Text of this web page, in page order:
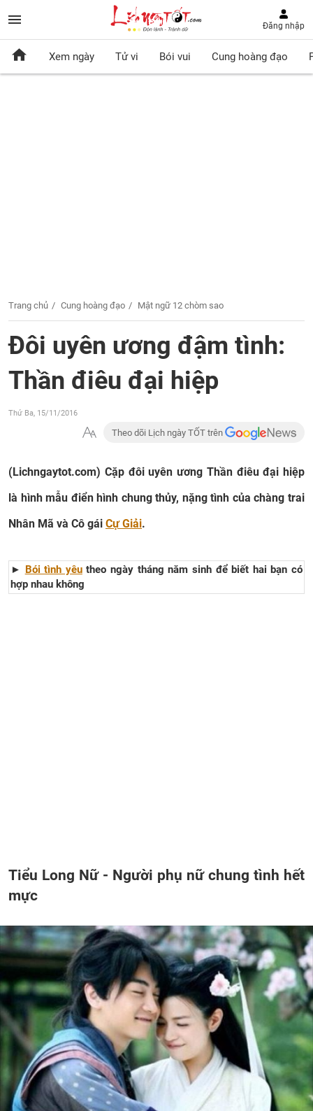
Đăng nhập
Xem ngày Tử vi Bói vui Cung hoàng đạo
Trang chủ Cung hoàng đạo Mật ngữ 12 chòm sao
Đôi uyên ương đậm tình:
Thần điêu đại hiệp
Thứ Ba, 15/11/2016
Theo dõi Lịch ngày TỐT trên
(Lichngaytot.com) Cặp đôi uyên ương Thần điêu đại hiệp
là hình mẫu điển hình chung thủy, nặng tình của chàng trai
Nhân Mã và Cô gái Cự Giải.
► Bói tình yêutheo ngày tháng năm sinh để biết hai bạn có
hợp nhau không
Tiểu Long Nữ - Người phụ nữ chung tình hết
mực